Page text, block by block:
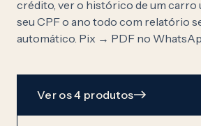
crédito, ver o histórico de um carro
seu CPF o ano todo com relatório
automático. Pix → PDF no
Ver os 4 produtos